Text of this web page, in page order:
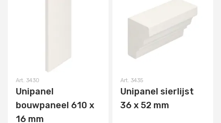
Art. 3430
Unipanel
bouwpaneel 610 x
16 mm
Art. 3435
Unipanel sierlijst
36 x 52 mm